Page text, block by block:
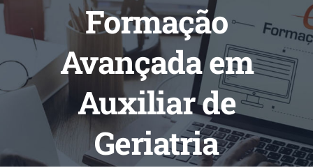
Formação
Avançada em
Auxiliar de
Geriatria